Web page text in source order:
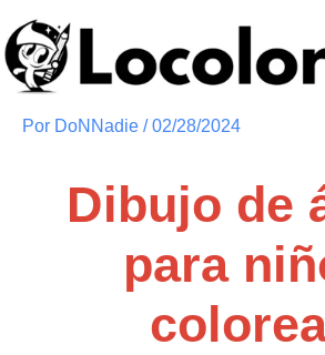
al
contenido
Por DoNNadie /02/28/2024
Dibujo de
para